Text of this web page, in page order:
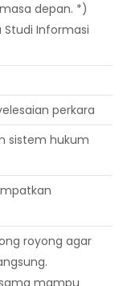
depan. *)
Studi Informasi
perkara
sistem hukum
royong agar